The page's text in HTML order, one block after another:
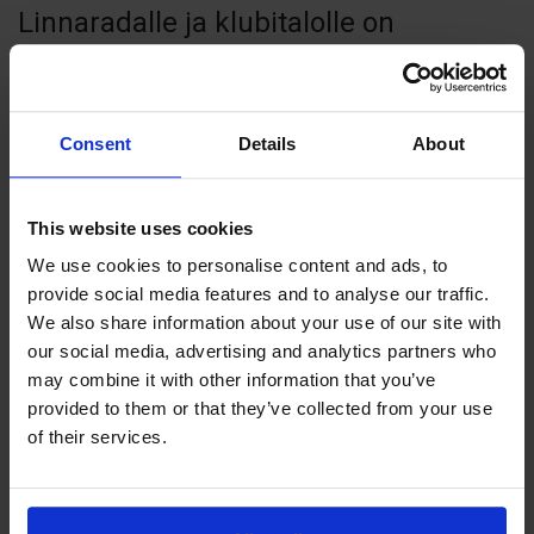
Consent Details About
This website uses cookies
We use cookies to personalise content and ads, to
provide social media features and to analyse our traffic.
We also share information about your use of our site with
our social media, advertising and analytics partners who
may combine it with other information that you’ve
provided to them or that they’ve collected from your use
of their services.
Linnaradalle ja klubitalolle on
mökeiltämme matkaa noin 2 km.
Meillä heräät linnunlauluun, aamun
rauhasta nauttien. Mökkimme
sopivat erinomaisesti lomaileville
lapsiperheille, jotka haluavat nauttia
auringosta ja uimisesta.
Klingbergin mökit sijaitsevat
historiallisella alueella. Täällä on
vuosisatojen kuluessa nähty